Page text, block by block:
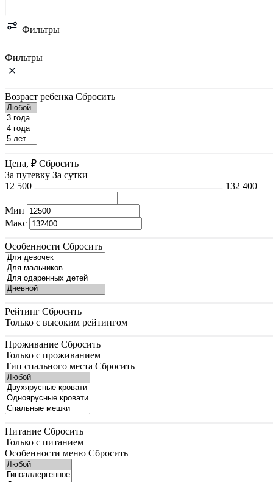
Фильтры
Фильтры
Возраст ребенка Сбросить
Цена, ₽ Сбросить
За путевку За сутки
12 500
132 400
Мин
Макс
Особенности Сбросить
Рейтинг Сбросить
Только с высоким рейтингом
Проживание Сбросить
Только с проживанием
Тип спального места Сбросить
Питание Сбросить
Только с питанием
Особенности меню Сбросить